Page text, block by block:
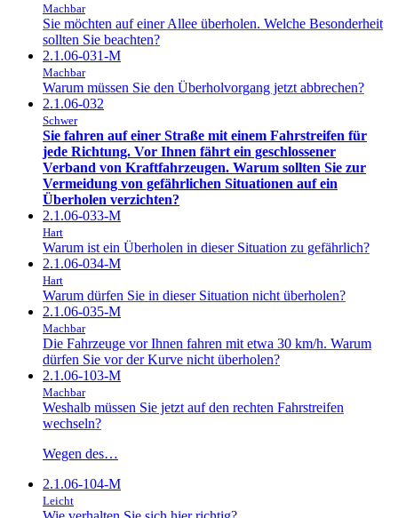
Machbar
Sie möchten auf einer Allee überholen. Welche Besonderheit
sollten Sie beachten?
2.1.06-031-M
Machbar
Warum müssen Sie den Überholvorgang jetzt abbrechen?
2.1.06-032
Schwer
Sie fahren auf einer Straße mit einem Fahrstreifen für
jede Richtung. Vor Ihnen fährt ein geschlossener
Verband von Kraftfahrzeugen. Warum sollten Sie zur
Vermeidung von gefährlichen Situationen auf ein
Überholen verzichten?
2.1.06-033-M
Hart
Warum ist ein Überholen in dieser Situation zu gefährlich?
2.1.06-034-M
Hart
Warum dürfen Sie in dieser Situation nicht überholen?
2.1.06-035-M
Machbar
Die Fahrzeuge vor Ihnen fahren mit etwa 30 km/h. Warum
dürfen Sie vor der Kurve nicht überholen?
2.1.06-103-M
Machbar
Weshalb müssen Sie jetzt auf den rechten Fahrstreifen
wechseln?
Wegen des…
2.1.06-104-M
Leicht